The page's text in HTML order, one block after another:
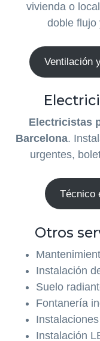
vivienda o
doble flujo
Ventilación
Electricistas
Barcelona.
urgentes,
Técnico
Otros
Instalación
Suelo
Fontanería
Instalación